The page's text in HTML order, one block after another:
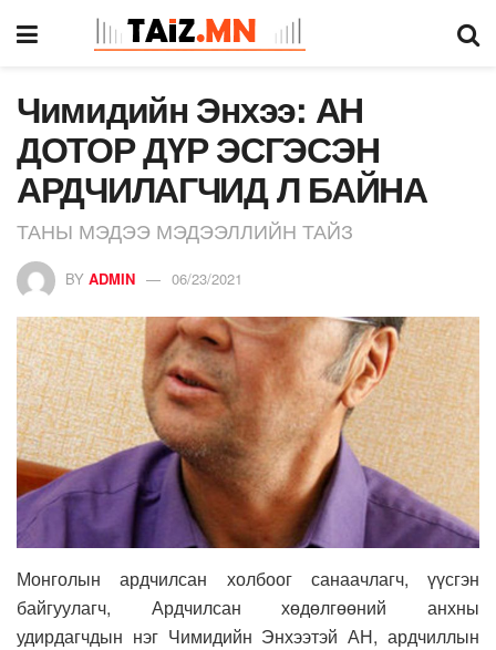
Чимидийн Энхээ: АН
ДОТОР ДҮР ЭСГЭСЭН
АРДЧИЛАГЧИД Л БАЙНА
ТАНЫ МЭДЭЭ МЭДЭЭЛЛИЙН ТАЙЗ
BY ADMIN 06/23/2021
Монголын ардчилсан холбоог санаачлагч, үүсгэн
байгуулагч, Ардчилсан хөдөлгөөний анхны
удирдагчдын нэг Чимидийн Энхээ­тэй АН, ардчиллын